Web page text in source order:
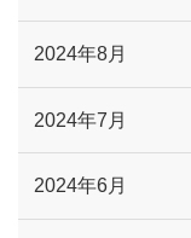
2024年8月
2024年7月
2024年6月